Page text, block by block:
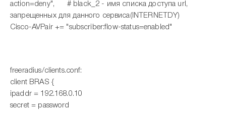
action=deny", # black_2 - имя списка доступа url,
запрещенных для данного сервиса(INTERNETDY)
Cisco-AVPair += "subscriber:flow-status=enabled"
freeradius/clients.conf:
client BRAS {
ipaddr = 192.168.0.10
secret = password